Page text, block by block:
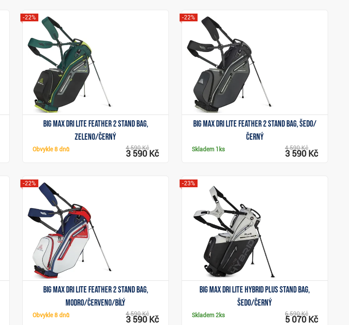
Big Max Dri Lite Feather 2 stand bag,
zeleno/černý
-22%
Obvykle8 dnů 4 590 Kč
3 590 Kč
Big Max Dri Lite Feather 2 stand bag, šedo/
černý
-22%
Skladem 1ks 4 590 Kč
3 590 Kč
Big Max Dri Lite Feather 2 stand bag,
modro/červeno/bílý
-22%
Obvykle8 dnů 4 590 Kč
3 590 Kč
Big Max Dri Lite Hybrid Plus stand bag,
šedo/černý
-23%
Skladem2ks 6 590 Kč
5 070 Kč
Zobrazit